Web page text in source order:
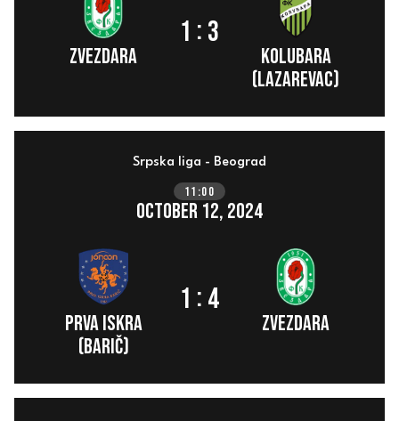
ZVEZDARA
1 : 3
Kolubara
(Lazarevac)
Srpska liga - Beograd
October 12, 2024
11:00
Prva Iskra
(Barič)
1 : 4
ZVEZDARA